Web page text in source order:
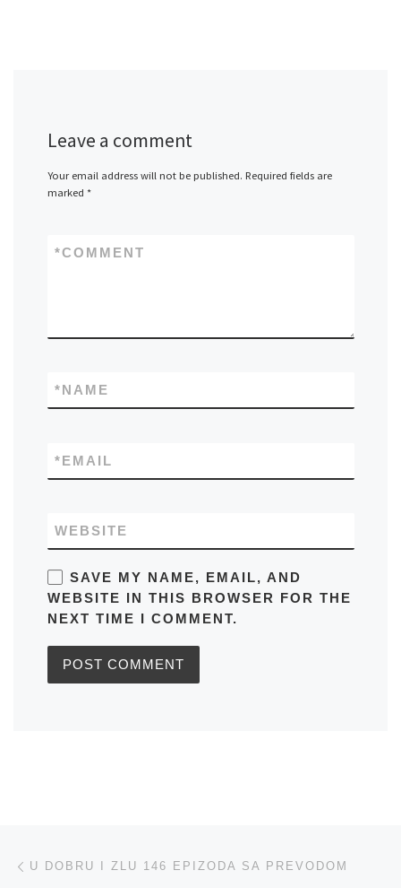
Leave a comment
Your email address will not be published. Required fields are
marked *
COMMENT
*
NAME
*
EMAIL
*
WEBSITE
SAVE MY NAME, EMAIL, AND
WEBSITE IN THIS BROWSER FOR THE
NEXT TIME I COMMENT.
Post navigation
U DOBRU I ZLU 146 EPIZODA SA PREVODOM